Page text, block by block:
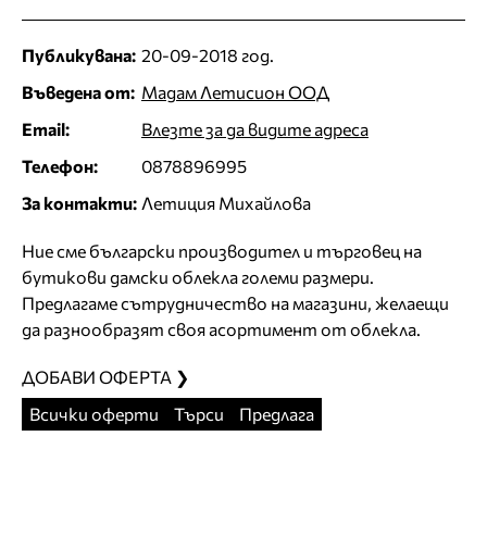
Публикувана: 20-09-2018 год.
Въведена от: Мадам Летисион ООД
Email:
Влезте за да видите адреса
Телефон:
0878896995
За контакти: Летиция Михайлова
Ние сме български производител и търговец на
бутикови дамски облекла големи размери.
Предлагаме сътрудничество на магазини, желаещи
да разнообразят своя асортимент от облекла.
ДОБАВИ ОФЕРТА ❯
Всички оферти
Търси Предлага